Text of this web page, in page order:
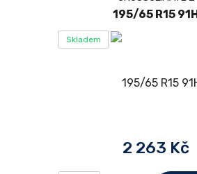
195/65 R15 91H
Skladem
2 263 Kč